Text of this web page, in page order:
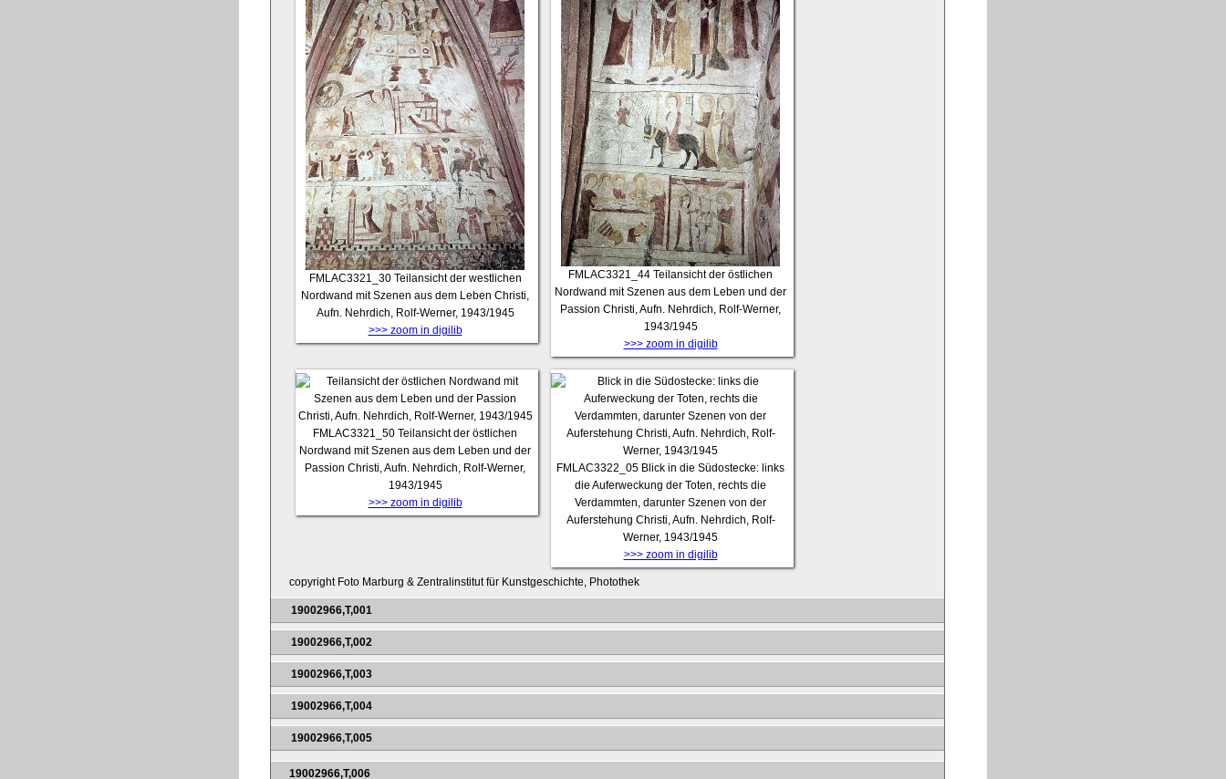
FMLAC3321_30 Teilansicht der westlichen
Nordwand mit Szenen aus dem Leben Christi,
Aufn. Nehrdich, Rolf-Werner, 1943/1945
>>> zoom in digilib
FMLAC3321_44 Teilansicht der östlichen
Nordwand mit Szenen aus dem Leben und der
Passion Christi, Aufn. Nehrdich, Rolf-Werner,
1943/1945
>>> zoom in digilib
FMLAC3321_50 Teilansicht der östlichen
Nordwand mit Szenen aus dem Leben und der
Passion Christi, Aufn. Nehrdich, Rolf-Werner,
1943/1945
>>> zoom in digilib
FMLAC3322_05 Blick in die Südostecke: links
die Auferweckung der Toten, rechts die
Verdammten, darunter Szenen von der
Auferstehung Christi, Aufn. Nehrdich, Rolf-
Werner, 1943/1945
>>> zoom in digilib
copyright Foto Marburg & Zentralinstitut für Kunstgeschichte, Photothek
19002966,T,001
19002966,T,002
19002966,T,003
19002966,T,004
19002966,T,005
19002966,T,006